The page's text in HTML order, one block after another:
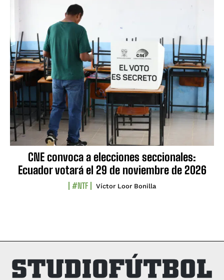
CNE convoca a elecciones seccionales:
Ecuador votará el 29 de noviembre de 2026
#NTF Víctor Loor Bonilla